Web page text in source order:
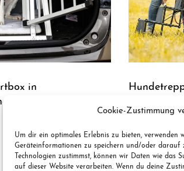
Cookie-Zustimmung
Um dir ein optimales Erlebnis zu bieten, verwenden
Geräteinformationen zu speichern und/oder darauf
Technologien zustimmst, können wir Daten wie das
auf dieser Website verarbeiten. Wenn du deine
in
Größen
69,97€